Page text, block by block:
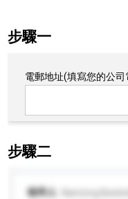
步驟一
電郵地址(填寫您的公
步驟二
收件人